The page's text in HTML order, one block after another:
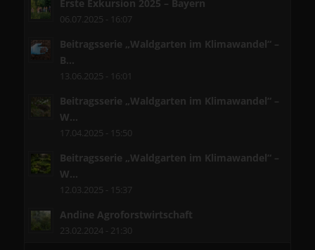
Erste Exkursion 2025 – Bayern
06.07.2025 - 16:07
Beitragsserie „Waldgarten im Klimawandel“ –
B...
13.06.2025 - 16:01
Beitragsserie „Waldgarten im Klimawandel“ –
W...
17.04.2025 - 15:50
Beitragsserie „Waldgarten im Klimawandel“ –
W...
12.03.2025 - 15:37
Andine Agroforstwirtschaft
23.02.2024 - 21:30